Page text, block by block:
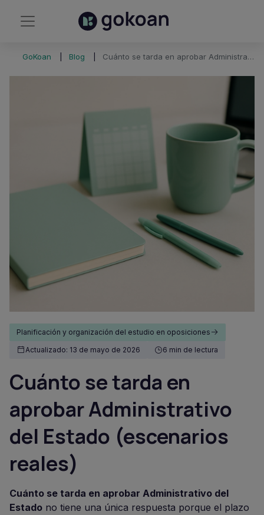
GoKoan Blog Cuánto se tarda en aprobar Administrativo del Estado (escenarios reales)
Planificación y organización del estudio en oposiciones
Actualizado: 13 de mayo de 2026
6 min de lectura
Cuánto se tarda en
aprobar Administrativo
del Estado (escenarios
reales)
Cuánto se tarda en aprobar Administrativo del
Estado no tiene una única respuesta porque el plazo